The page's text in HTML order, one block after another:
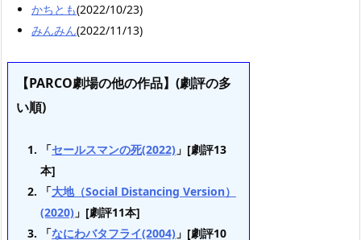
かちとも(2022/10/23)
みんみん(2022/11/13)
【PARCO劇場の他の作品】(劇評の多
い順)
「セールスマンの死(2022) 」[劇評13
本]
「大地（Social Distancing Version）
(2020) 」[劇評11本]
「なにわバタフライ(2004) 」[劇評10